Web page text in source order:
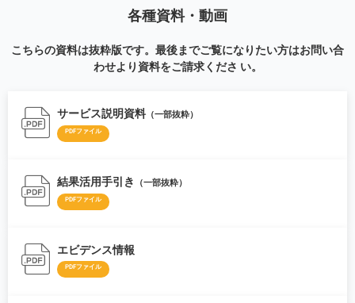
各種資料・動画
こちらの資料は抜粋版です。最後までご覧になりたい方はお問い合
わせより資料をご請求くださ い。
サービス説明資料 （一部抜粋）
PDFファイル
結果活用手引き （一部抜粋）
PDFファイル
エビデンス情報
PDFファイル